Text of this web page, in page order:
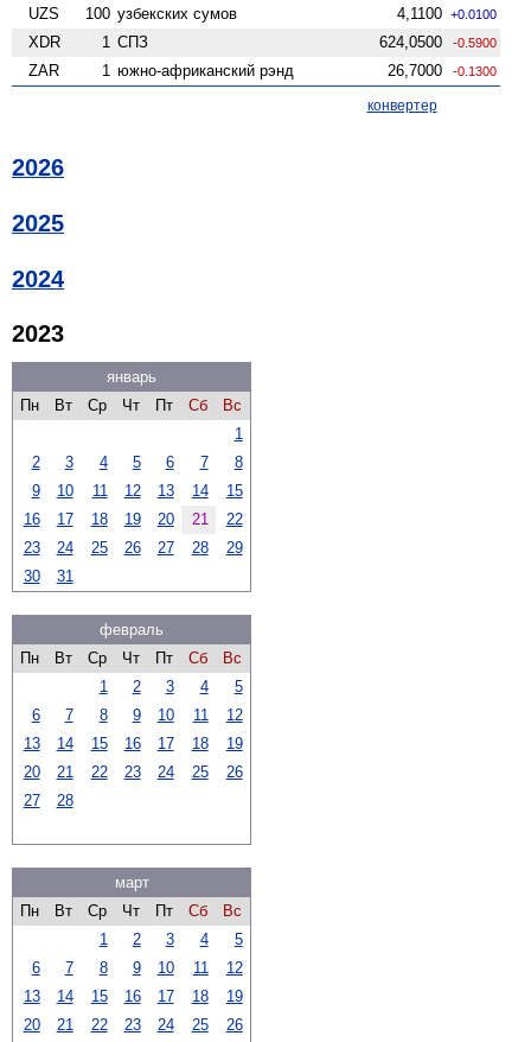
UZS 100 узбекских сумов 4,1100 +0.0100
XDR 1 СПЗ 624,0500 -0.5900
ZAR 1 южно-африканский рэнд 26,7000 -0.1300
конвертер
2026
2025
2024
2023
январь
Пн
Вт Ср Чт Пт Сб
Вс
1
2
3 4 5 6 7
8
9
10 11 12 13 14
15
16
17 18 19 20 21
22
23
24 25 26 27 28
29
30
31
февраль
Пн
Вт Ср Чт Пт Сб
Вс
1
2 3 4
5
6
7 8 9 10 11
12
13
14 15 16 17 18
19
20
21 22 23 24 25
26
27
28
март
Пн
Вт Ср Чт Пт Сб
Вс
1
2 3 4
5
6
7 8 9 10 11
12
13
14 15 16 17 18
19
20
21 22 23 24 25
26